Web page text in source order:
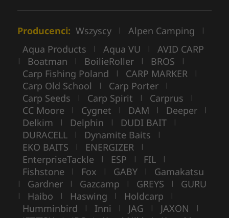
Producenci: Wszyscy | Alpen Camping |
Aqua Products | Aqua VU | AVID CARP
| Boatman | BoilieRoller | BROS |
Carp Fishing Poland | CARP MARKER |
Carp Old School | Carp Porter |
Carp Seeds | Carp Spirit | Carprus |
CC Moore | Cygnet | DAM | Deeper |
Delkim | Delphin | DUDI BAIT |
DURACELL | Dynamite Baits |
EKO BAITS | ENERGIZER |
EnterpriseTackle | ESP | FIL |
Fishstone | Fox | GABY | Gamakatsu
| Gardner | Gazcamp | GREYS | GURU
| Haibo | Haswing | Holdcarp |
Humminbird | Inni | JAG | JAXON |